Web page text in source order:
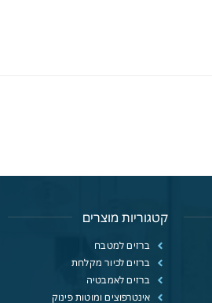
קטגוריות מוצרים
ברזים למטבח
ברזים לכיור מקלחת
ברזים לאמבטיה
אינטרפוצים ומוטות פינוק